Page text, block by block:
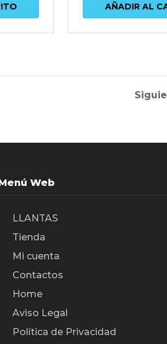
AÑADIR AL
Web
LLANTAS
Tienda
Mi cuenta
Contactos
Home
Aviso Legal
Política de Privacidad